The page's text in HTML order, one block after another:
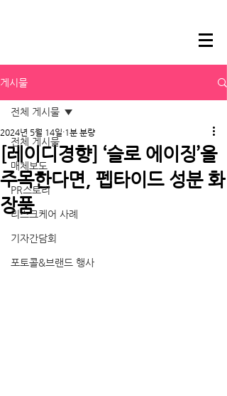
게시물
전체 게시물
매체보도
PR스토리
리스크케어 사례
기자간담회
포토콜&브랜드 행사
전체 게시물
[레이디경향] ‘슬로 에이징’을
주목한다면, 펩타이드 성분 화
장품
2024년 5월 14일 1분 분량